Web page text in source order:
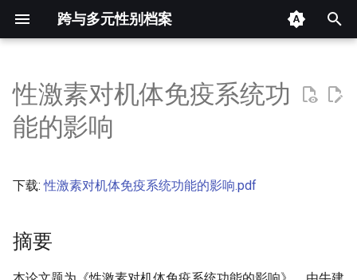
跨与多元性别档案
入
以
开
摘要
性激素对机体免疫系统功
能的影响
下载:性激素对机体免疫系统功能的影响.pdf
摘要